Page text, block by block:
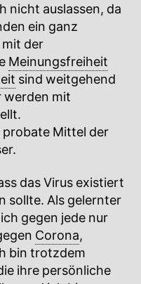
nicht auslassen, da
ein ganz
der
Meinungsfreiheit
sind weitgehend
werden mit
probate Mittel der
das Virus existiert
sollte. Als gelernter
gegen jede nur
Corona,
bin trotzdem
ihre persönliche